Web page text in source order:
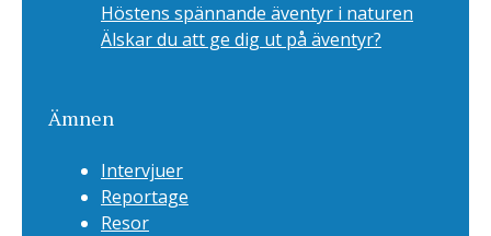
Höstens spännande äventyr i naturen
Älskar du att ge dig ut på äventyr?
Ämnen
Intervjuer
Reportage
Resor